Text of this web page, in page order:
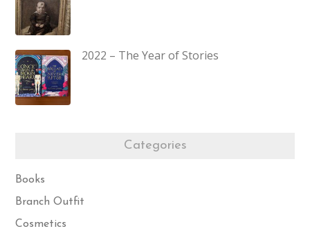
2022 – The Year of Stories
Categories
Books
Branch Outfit
Cosmetics